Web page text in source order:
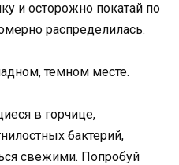
и осторожно покатай по
распределилась.
темном месте.
в горчице,
бактерий,
свежими. Попробуй